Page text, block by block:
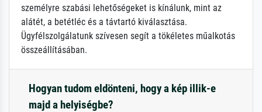
személyre szabási lehetőségeket is kínálunk, mint az
alátét, a betétléc és a távtartó kiválasztása.
Ügyfélszolgálatunk szívesen segít a tökéletes műalkotás
összeállításában.
Hogyan tudom eldönteni, hogy a kép illik-e
majd a helyiségbe?